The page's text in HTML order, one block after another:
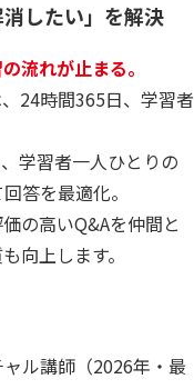
したい」を解決
流れが止まる。
24時間365日、学習者
学習者一人ひとりの
答を最適化。
の高いQ&Aを仲間と
向上します。
ル講師（2026年・最